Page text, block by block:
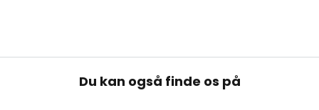
Du kan også finde os på